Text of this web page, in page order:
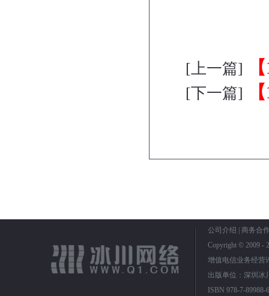
[上一篇]
[下一篇]
公司介绍
商务合
Copyright © 2009 -
增值电信业务经营
出版单位：深圳冰
ISBN 978-7-